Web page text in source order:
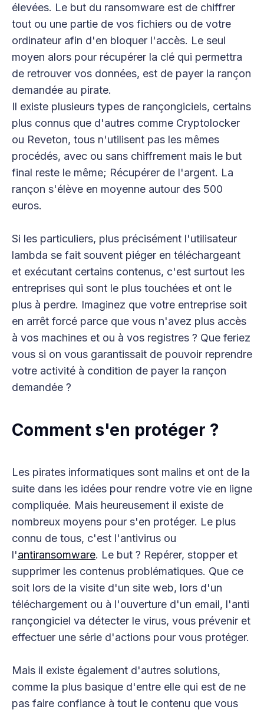
élevées. Le but du ransomware est de chiffrer
tout ou une partie de vos fichiers ou de votre
ordinateur afin d'en bloquer l'accès. Le seul
moyen alors pour récupérer la clé qui permettra
de retrouver vos données, est de payer la rançon
demandée au pirate.
Il existe plusieurs types de rançongiciels, certains
plus connus que d'autres comme Cryptolocker
ou Reveton, tous n'utilisent pas les mêmes
procédés, avec ou sans chiffrement mais le but
final reste le même; Récupérer de l'argent. La
rançon s'élève en moyenne autour des 500
euros.
Si les particuliers, plus précisément l'utilisateur
lambda se fait souvent piéger en téléchargeant
et exécutant certains contenus, c'est surtout les
entreprises qui sont le plus touchées et ont le
plus à perdre. Imaginez que votre entreprise soit
en arrêt forcé parce que vous n'avez plus accès
à vos machines et ou à vos registres ? Que feriez
vous si on vous garantissait de pouvoir reprendre
votre activité à condition de payer la rançon
demandée ?
Comment s'en protéger ?
Les pirates informatiques sont malins et ont de la
suite dans les idées pour rendre votre vie en ligne
compliquée. Mais heureusement il existe de
nombreux moyens pour s'en protéger. Le plus
connu de tous, c'est l'antivirus ou
l'antiransomware. Le but ? Repérer, stopper et
supprimer les contenus problématiques. Que ce
soit lors de la visite d'un site web, lors d'un
téléchargement ou à l'ouverture d'un email, l'anti
rançongiciel va détecter le virus, vous prévenir et
effectuer une série d'actions pour vous protéger.
Mais il existe également d'autres solutions,
comme la plus basique d'entre elle qui est de ne
pas faire confiance à tout le contenu que vous